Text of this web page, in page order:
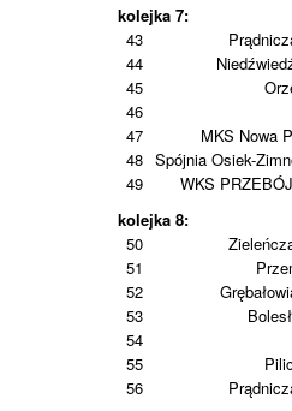
kolejka 7:
43
44
45
46
47
MKS Nowa
48 Spójnia Osiek-
49
WKS
kolejka 8:
50
51
52
53
54
55
56